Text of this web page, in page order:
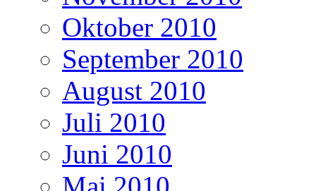
Oktober 2010
September 2010
August 2010
Juli 2010
Juni 2010